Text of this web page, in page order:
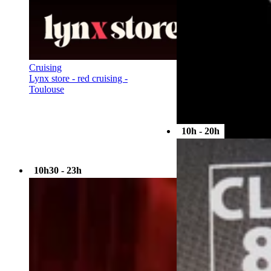
Cruising
Lynx store - red cruising -
Toulouse
10h30 - 23h
Cube - Lille
10h - 20h